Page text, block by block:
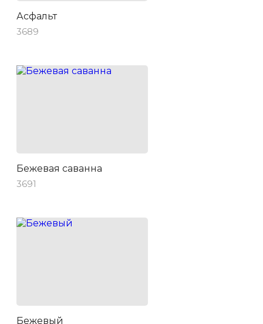
Асфальт
3689
Бежевая саванна
3691
Бежевый